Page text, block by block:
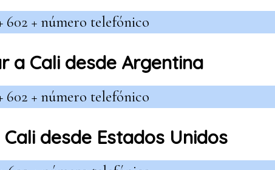
602 + número telefónico
a Cali desde Argentina
602 + número telefónico
desde Estados Unidos